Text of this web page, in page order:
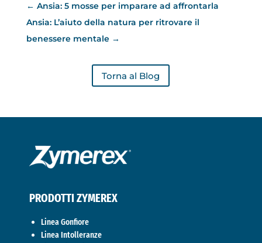
← Ansia: 5 mosse per imparare ad affrontarla
Ansia: L’aiuto della natura per ritrovare il
benessere mentale→
Torna al Blog
PRODOTTI ZYMEREX
Linea Gonfiore
Linea Intolleranze